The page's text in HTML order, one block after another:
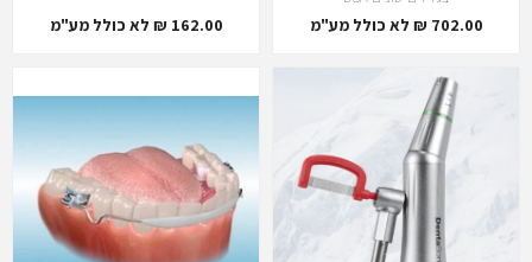
702.00 ₪ לא כולל מע"מ 162.00 ₪ לא כולל מע"מ